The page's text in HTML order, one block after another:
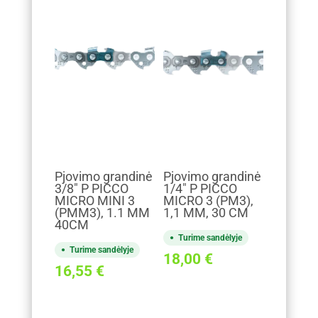
Pjovimo grandinė
3/8" P PICCO
MICRO MINI 3
(PMM3), 1.1 MM
40CM
Turime sandėlyje
16,55 €
Pjovimo grandinė
1/4" P PICCO
MICRO 3 (PM3),
1,1 MM, 30 CM
Turime sandėlyje
18,00 €